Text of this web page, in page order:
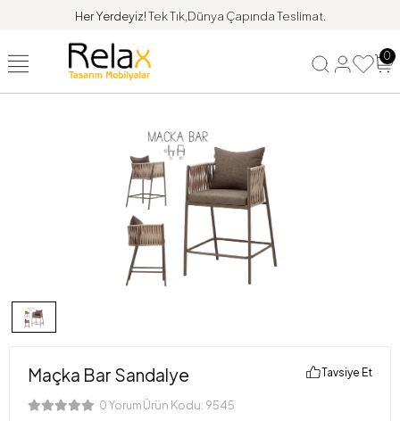
Her Yerdeyiz!Tek Tık,Dünya Çapında Teslimat.
0
Maçka Bar Sandalye
0 Yorum Ürün Kodu: 9545
Tavsiye Et